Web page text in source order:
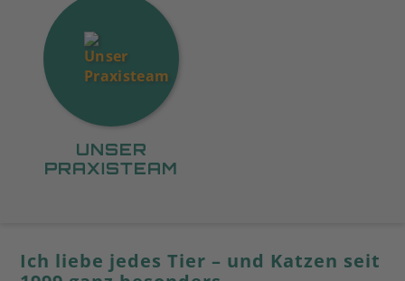
UNSER
PRAXISTEAM
Ich liebe jedes Tier – und Katzen seit